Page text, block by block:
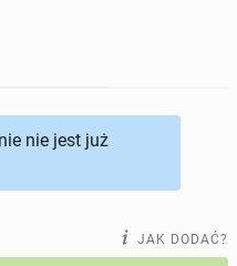
115ogłoszeń online
nie jest już
JAK DODAĆ?